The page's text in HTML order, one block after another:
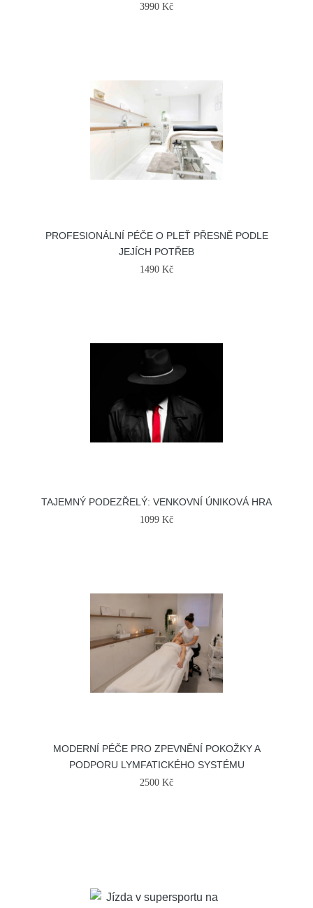
3990 Kč
PROFESIONÁLNÍ PÉČE O PLEŤ PŘESNĚ PODLE
JEJÍCH POTŘEB
1490 Kč
TAJEMNÝ PODEZŘELÝ: VENKOVNÍ ÚNIKOVÁ HRA
1099 Kč
MODERNÍ PÉČE PRO ZPEVNĚNÍ POKOŽKY A
PODPORU LYMFATICKÉHO SYSTÉMU
2500 Kč